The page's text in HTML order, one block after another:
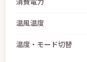
温風温度
温度・モード切替